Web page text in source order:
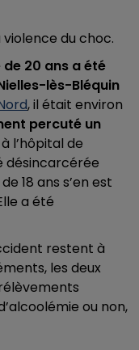
du choc.
20 ans a été
lès-Bléquin
, il était environ
percuté un
l’hôpital de
désincarcérée
18 ans s’en est
a été
restent à
les deux
ou non,